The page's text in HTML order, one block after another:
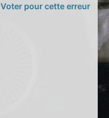
Voter pour cette erreur